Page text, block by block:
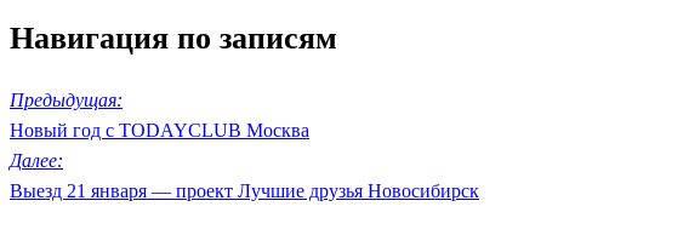
Навигация по записям
Предыдущая:
Новый год с TODAYCLUB Москва
Далее:
Выезд 21 января — проект Лучшие друзья Новосибирск